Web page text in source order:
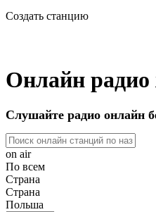
Создать станцию
Онлайн
Слушайте радио онлайн
on air
По всем
Страна
Страна
Польша